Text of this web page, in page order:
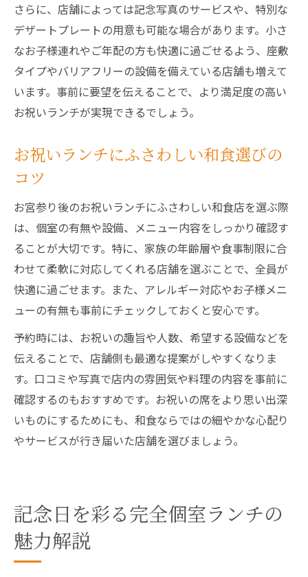
さらに、店舗によっては記念写真のサービスや、特別な
デザートプレートの用意も可能な場合があります。小さ
なお子様連れやご年配の方も快適に過ごせるよう、座敷
タイプやバリアフリーの設備を備えている店舗も増えて
います。事前に要望を伝えることで、より満足度の高い
お祝いランチが実現できるでしょう。
お祝いランチにふさわしい和食選びの
コツ
お宮参り後のお祝いランチにふさわしい和食店を選ぶ際
は、個室の有無や設備、メニュー内容をしっかり確認す
ることが大切です。特に、家族の年齢層や食事制限に合
わせて柔軟に対応してくれる店舗を選ぶことで、全員が
快適に過ごせます。また、アレルギー対応やお子様メニ
ューの有無も事前にチェックしておくと安心です。
予約時には、お祝いの趣旨や人数、希望する設備などを
伝えることで、店舗側も最適な提案がしやすくなりま
す。口コミや写真で店内の雰囲気や料理の内容を事前に
確認するのもおすすめです。お祝いの席をより思い出深
いものにするためにも、和食ならではの細やかな心配り
やサービスが行き届いた店舗を選びましょう。
記念日を彩る完全個室ランチの
魅力解説